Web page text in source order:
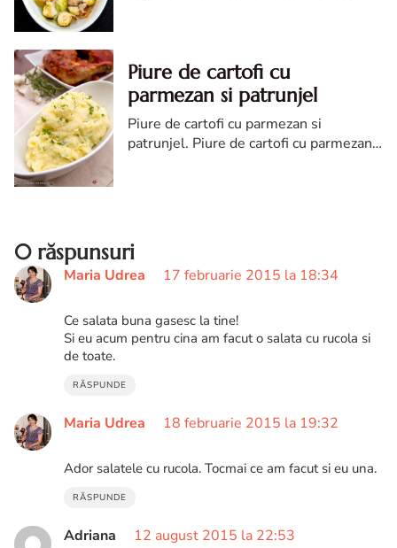
Piure de cartofi cu
parmezan si patrunjel
Piure de cartofi cu parmezan si
patrunjel. Piure de cartofi cu parmezan
0 răspunsuri
Maria Udrea 17 februarie 2015 la 18:34
Ce salata buna gasesc la tine!
Si eu acum pentru cina am facut o salata cu rucola si
de toate.
RĂSPUNDE
Maria Udrea 18 februarie 2015 la 19:32
Ador salatele cu rucola. Tocmai ce am facut si eu una.
RĂSPUNDE
Adriana 12 august 2015 la 22:53